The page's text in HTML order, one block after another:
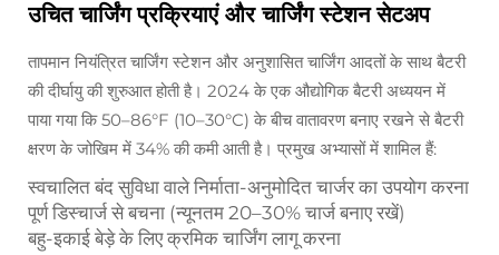
उचित चार्जिंग प्रक्रियाएं और चार्जिंग स्टेशन सेटअप
तापमान नियंत्रित चार्जिंग स्टेशन और अनुशासित चार्जिंग आदतों के साथ बैटरी
की दीर्घायु की शुरुआत होती है। 2024 के एक औद्योगिक बैटरी अध्ययन में
पाया गया कि 50–86°F (10–30°C) के बीच वातावरण बनाए रखने से बैटरी
क्षरण के जोखिम में 34% की कमी आती है। प्रमुख अभ्यासों में शामिल हैं:
स्वचालित बंद सुविधा वाले निर्माता-अनुमोदित चार्जर का उपयोग करना
पूर्ण डिस्चार्ज से बचना (न्यूनतम 20–30% चार्ज बनाए रखें)
बहु-इकाई बेड़े के लिए क्रमिक चार्जिंग लागू करना